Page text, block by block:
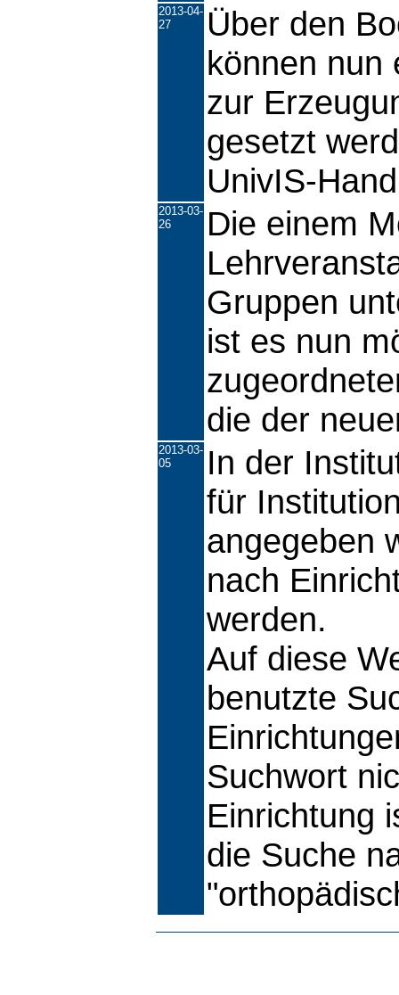
2013-04-
27
Über den
können nun
zur
gesetzt
UnivIS-
2013-03-
26
Die einem
Gruppen
ist es nun
die der
2013-03-
05
In der
für
angegeben
nach
werden.
Auf diese
benutzte
Suchwort
Einrichtung
die Suche